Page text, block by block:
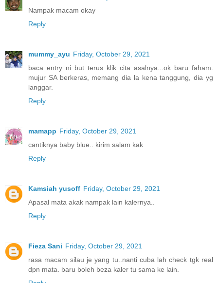
Nampak macam okay
Reply
mummy_ayu Friday, October 29, 2021
baca entry ni but terus klik cita asalnya...ok baru faham.
mujur SA berkeras, memang dia la kena tanggung, dia yg
langgar.
Reply
mamapp Friday, October 29, 2021
cantiknya baby blue.. kirim salam kak
Reply
Kamsiah yusoff Friday, October 29, 2021
Apasal mata akak nampak lain kalernya..
Reply
Fieza Sani Friday, October 29, 2021
rasa macam silau je yang tu..nanti cuba lah check tgk real
dpn mata. baru boleh beza kaler tu sama ke lain.